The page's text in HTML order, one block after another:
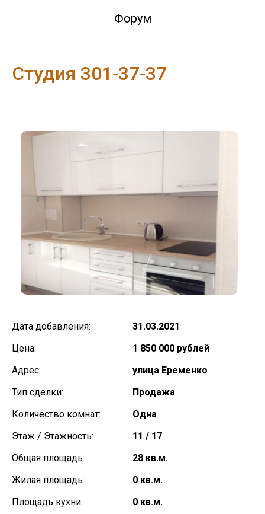
Форум
Студия 301-37-37
Дата добавления:
31.03.2021
Цена:
1 850 000 рублей
Адрес:
улица Еременко
Тип сделки:
Продажа
Количество комнат:
Одна
Этаж / Этажность:
11 / 17
Общая площадь:
28 кв.м.
Жилая площадь:
0 кв.м.
Площадь кухни:
0 кв.м.